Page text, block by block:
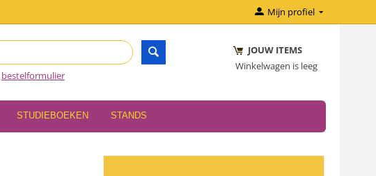
Mijn profiel
bestelformulier
JOUW ITEMS
Winkelwagen is leeg
STUDIEBOEKEN STANDS